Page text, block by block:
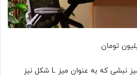
سرمایه‌گذاری روی یک میز نبشی که به عنوان میز L شکل نیز